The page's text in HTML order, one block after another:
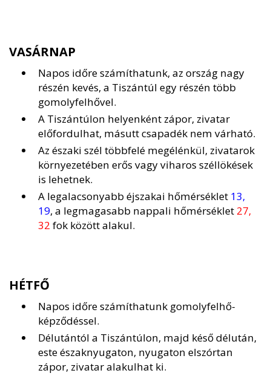
VASÁRNAP
Napos időre számíthatunk, az ország nagy
részén kevés, a Tiszántúl egy részén több
gomolyfelhővel.
A Tiszántúlon helyenként zápor, zivatar
előfordulhat, másutt csapadék nem várható.
Az északi szél többfelé megélénkül, zivatarok
környezetében erős vagy viharos széllökések
is lehetnek.
A legalacsonyabb éjszakai hőmérséklet 13,
19, a legmagasabb nappali hőmérséklet 27,
32 fok között alakul.
HÉTFŐ
Napos időre számíthatunk gomolyfelhő-
képződéssel.
Délutántól a Tiszántúlon, majd késő délután,
este északnyugaton, nyugaton elszórtan
zápor, zivatar alakulhat ki.